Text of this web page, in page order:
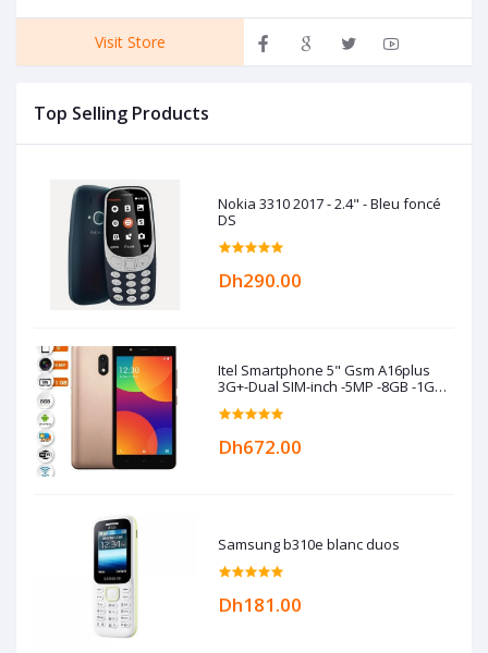
Visit Store
Top Selling Products
Nokia 3310 2017 - 2.4" - Bleu foncé
DS
Dh290.00
Itel Smartphone 5" Gsm A16plus
3G+-Dual SIM-inch -5MP -8GB -1GB
RAM -Gold
Dh672.00
Samsung b310e blanc duos
Dh181.00